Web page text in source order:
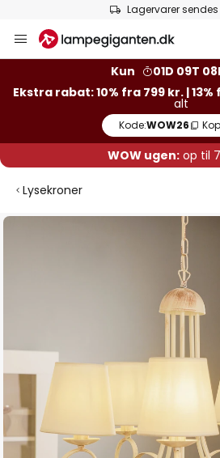
Lagervarer
to
Kun
01D 09T
Ekstra rabat: 10% fra 799 kr. | 13%
alt
Kode:WOW26
WOW ugen:op til
Lysekroner
Gå